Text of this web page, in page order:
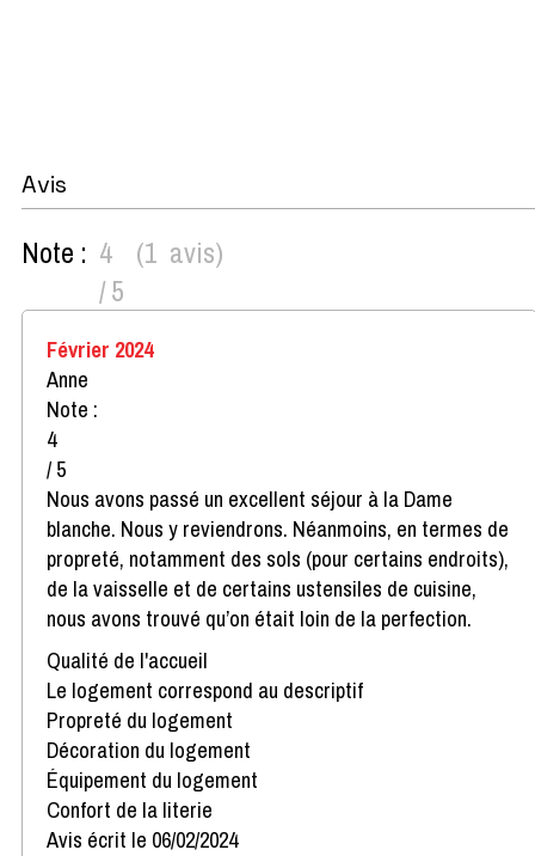
Avis
Note : 4
/ 5
(1 avis)
Février 2024
Anne
Note :
4
/ 5
Nous avons passé un excellent séjour à la Dame
blanche. Nous y reviendrons. Néanmoins, en termes de
propreté, notamment des sols (pour certains endroits),
de la vaisselle et de certains ustensiles de cuisine,
nous avons trouvé qu’on était loin de la perfection.
Qualité de l'accueil
Le logement correspond au descriptif
Propreté du logement
Décoration du logement
Équipement du logement
Confort de la literie
Avis écrit le 06/02/2024